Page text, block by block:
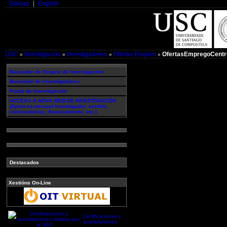
Galego English
USC » Investigación » Investigadores » Ofertas Empleo »
Buscador de Grupos de Investigación
Buscador de investigadores
Portal da Investigación
ACCESO A NOVA WEB DE INVESTIGACIÓN
(Apoio ao persoal investigador, xestión,
convocatorias, financiamento, etc.)
Destacados
Xestións On-Line
Certificaciones y
acreditaciones